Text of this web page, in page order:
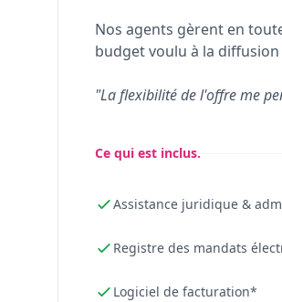
Nos agents gèrent en
budget voulu à la
"La flexibilité de l'offre me
Ce qui est inclus.
Assistance juridique &
Registre des mandats
Logiciel de facturation*